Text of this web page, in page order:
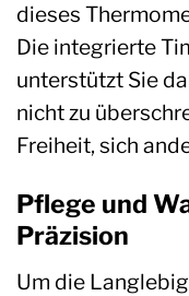
dieses
Die integrierte
unterstützt Sie
nicht zu
Freiheit, sich
Pflege und
Präzision
Um die